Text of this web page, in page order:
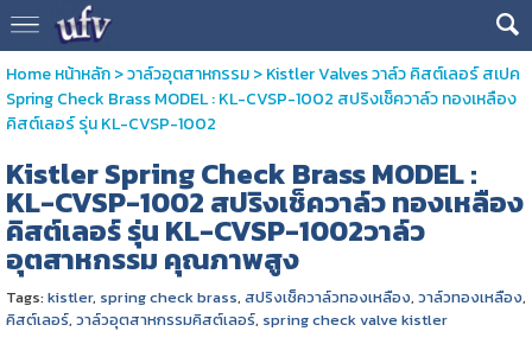
Home หน้าหลัก>วาล์วอุตสาหกรรม>Kistler Valves วาล์ว คิสต์เลอร์ สเปค
Spring Check Brass MODEL : KL-CVSP-1002 สปริงเช็ควาล์ว ทองเหลือง
คิสต์เลอร์ รุ่น KL-CVSP-1002
Kistler Spring Check Brass MODEL :
KL-CVSP-1002 สปริงเช็ควาล์ว ทองเหลือง
คิสต์เลอร์ รุ่น KL-CVSP-1002วาล์ว
อุตสาหกรรม คุณภาพสูง
Tags:kistler, spring check brass, สปริงเช็ควาล์วทองเหลือง, วาล์วทองเหลือง,
คิสต์เลอร์, วาล์วอุตสาหกรรมคิสต์เลอร์, spring check valve kistler